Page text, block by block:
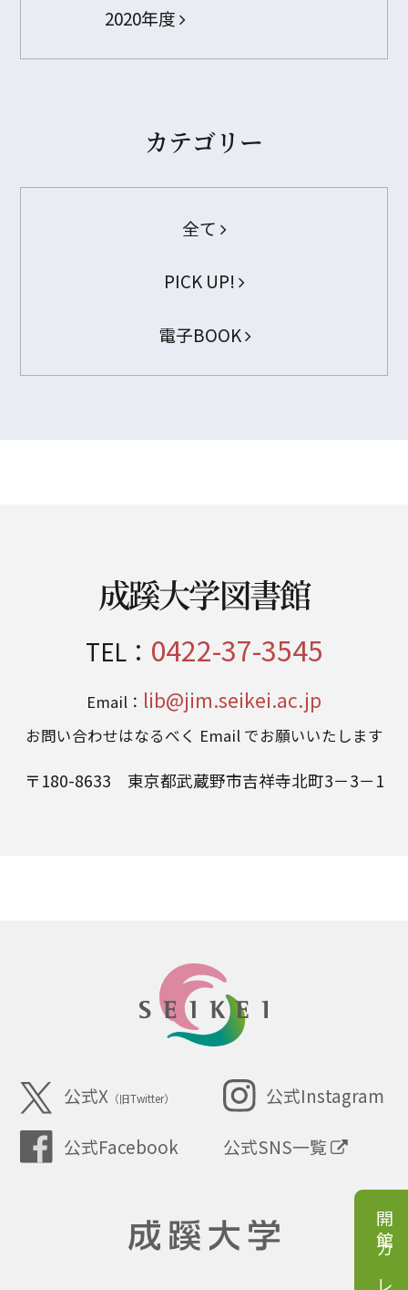
2020年度
カテゴリー
全て
PICK UP!
電子BOOK
成蹊大学図書館
TEL： 0422-37-3545
Email： lib@jim.seikei.ac.jp
お問い合わせはなるべく Email でお願いいたします
〒180-8633 東京都武蔵野市吉祥寺北町3－3－1
公式X（旧Twitter） 公式Instagram
公式Facebook 公式SNS一覧